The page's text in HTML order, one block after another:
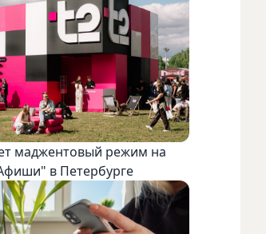
маджентовый режим на
в Петербурге